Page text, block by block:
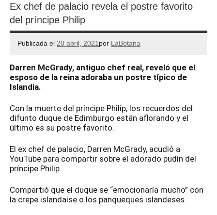
Ex chef de palacio revela el postre favorito
del príncipe Philip
Publicada el 20 abril, 2021por LaBotana
Darren McGrady, antiguo chef real, reveló que el
esposo de la reina adoraba un postre típico de
Islandia.
Con la muerte del príncipe Philip, los recuerdos del
difunto duque de Edimburgo están aflorando y el
último es su postre favorito.
El ex chef de palacio, Darren McGrady, acudió a
YouTube para compartir sobre el adorado pudín del
príncipe Philip.
Compartió que el duque se “emocionaría mucho” con
la crepe islandaise o los panqueques islandeses.